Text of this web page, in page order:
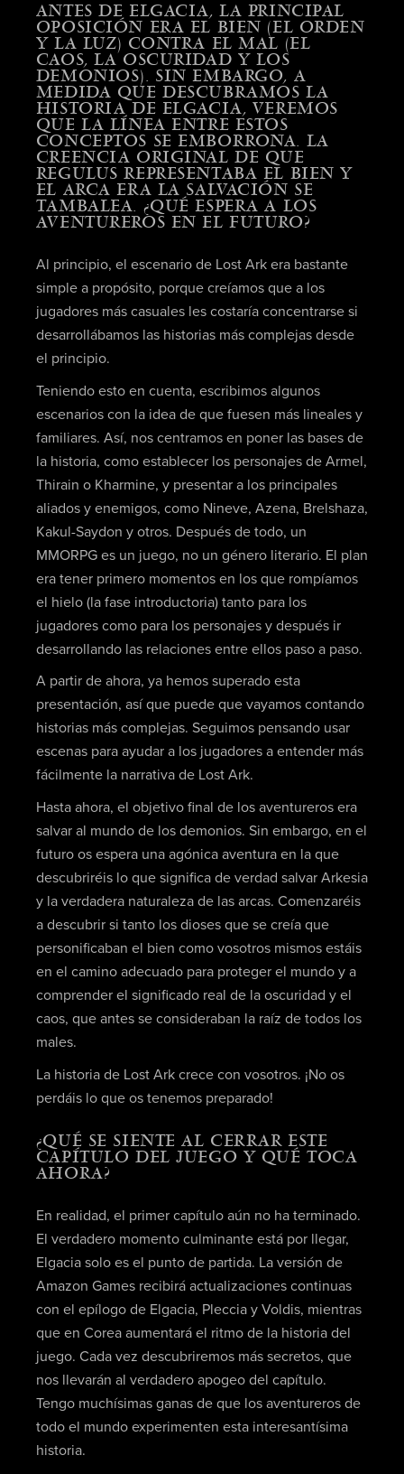
ANTES DE ELGACIA, LA PRINCIPAL
OPOSICIÓN ERA EL BIEN (EL ORDEN
Y LA LUZ) CONTRA EL MAL (EL
CAOS, LA OSCURIDAD Y LOS
DEMONIOS). SIN EMBARGO, A
MEDIDA QUE DESCUBRAMOS LA
HISTORIA DE ELGACIA, VEREMOS
QUE LA LÍNEA ENTRE ESTOS
CONCEPTOS SE EMBORRONA. LA
CREENCIA ORIGINAL DE QUE
REGULUS REPRESENTABA EL BIEN Y
EL ARCA ERA LA SALVACIÓN SE
TAMBALEA. ¿QUÉ ESPERA A LOS
AVENTUREROS EN EL FUTURO?
Al principio, el escenario de Lost Ark era bastante
simple a propósito, porque creíamos que a los
jugadores más casuales les costaría concentrarse si
desarrollábamos las historias más complejas desde
el principio.
Teniendo esto en cuenta, escribimos algunos
escenarios con la idea de que fuesen más lineales y
familiares. Así, nos centramos en poner las bases de
la historia, como establecer los personajes de Armel,
Thirain o Kharmine, y presentar a los principales
aliados y enemigos, como Nineve, Azena, Brelshaza,
Kakul-Saydon y otros. Después de todo, un
MMORPG es un juego, no un género literario. El plan
era tener primero momentos en los que rompíamos
el hielo (la fase introductoria) tanto para los
jugadores como para los personajes y después ir
desarrollando las relaciones entre ellos paso a paso.
A partir de ahora, ya hemos superado esta
presentación, así que puede que vayamos contando
historias más complejas. Seguimos pensando usar
escenas para ayudar a los jugadores a entender más
fácilmente la narrativa de Lost Ark.
Hasta ahora, el objetivo final de los aventureros era
salvar al mundo de los demonios. Sin embargo, en el
futuro os espera una agónica aventura en la que
descubriréis lo que significa de verdad salvar Arkesia
y la verdadera naturaleza de las arcas. Comenzaréis
a descubrir si tanto los dioses que se creía que
personificaban el bien como vosotros mismos estáis
en el camino adecuado para proteger el mundo y a
comprender el significado real de la oscuridad y el
caos, que antes se consideraban la raíz de todos los
males.
La historia de Lost Ark crece con vosotros. ¡No os
perdáis lo que os tenemos preparado!
¿QUÉ SE SIENTE AL CERRAR ESTE
CAPÍTULO DEL JUEGO Y QUÉ TOCA
AHORA?
En realidad, el primer capítulo aún no ha terminado.
El verdadero momento culminante está por llegar,
Elgacia solo es el punto de partida. La versión de
Amazon Games recibirá actualizaciones continuas
con el epílogo de Elgacia, Pleccia y Voldis, mientras
que en Corea aumentará el ritmo de la historia del
juego. Cada vez descubriremos más secretos, que
nos llevarán al verdadero apogeo del capítulo.
Tengo muchísimas ganas de que los aventureros de
todo el mundo experimenten esta interesantísima
historia.